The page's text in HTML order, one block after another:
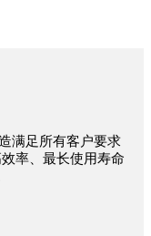
满足所有客户要求
率、最长使用寿命